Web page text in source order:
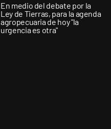
En medio del debate por la
Ley de Tierras, para la agenda
agropecuaria de hoy "la
urgencia es otra"